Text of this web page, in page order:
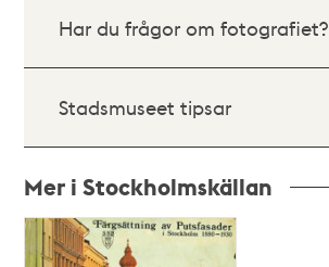
Har du frågor om fotografiet?
Stadsmuseet tipsar
Mer i Stockholmskällan
Relaterade
poster